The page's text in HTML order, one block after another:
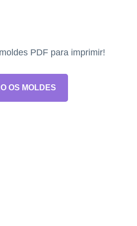
PDF para imprimir!
OS MOLDES